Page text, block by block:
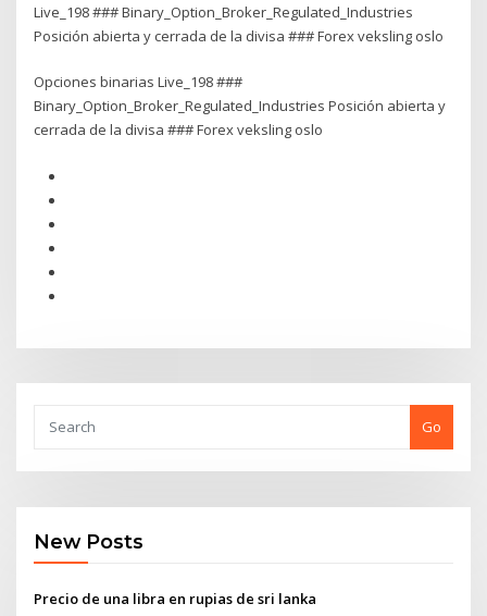
Live_198 ### Binary_Option_Broker_Regulated_Industries
Posición abierta y cerrada de la divisa ### Forex veksling oslo
Opciones binarias Live_198 ###
Binary_Option_Broker_Regulated_Industries Posición abierta y
cerrada de la divisa ### Forex veksling oslo
Go
New Posts
Precio de una libra en rupias de sri lanka